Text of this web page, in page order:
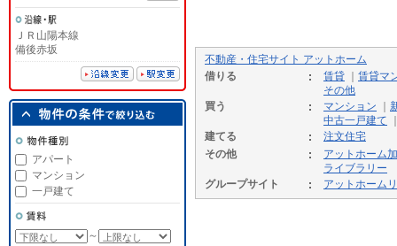
不動産・住宅サイト アットホーム
借りる
賃貸
賃貸マ
その他
買う
マンション
中古一戸建て
建てる
注文住宅
その他
アットホーム
ライブラリー
グループサイト
アットホーム
ＪＲ山陽本線
備後赤坂
アパート
マンション
一戸建て
～